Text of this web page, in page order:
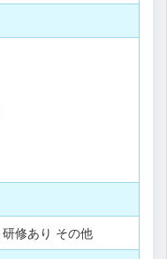
研修あり その他